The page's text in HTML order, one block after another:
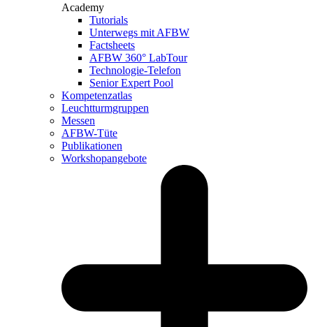
Academy
Tutorials
Unterwegs mit AFBW
Factsheets
AFBW 360° LabTour
Technologie-Telefon
Senior Expert Pool
Kompetenzatlas
Leuchtturm­gruppen
Messen
AFBW-Tüte
Publikationen
Workshopangebote